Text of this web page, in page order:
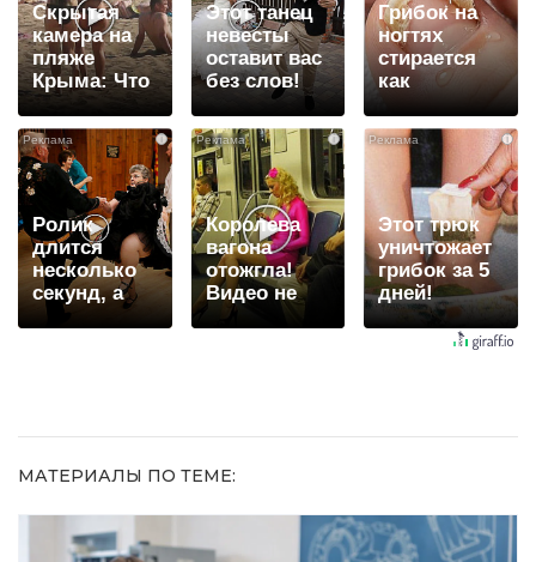
Скрытая
камера на
пляже
Крыма: Что
люди
вытворяют,
когда их не
видят...
Этот танец
невесты
оставит вас
без слов!
Пересмотрела
10 раз
Грибок на
ногтях
стирается
как
ластиком!
Простой
домашний
метод
i
Ролик
длится
несколько
секунд, а
смеяться
i
Королева
вагона
отожгла!
Видео не
оставит
i
Этот трюк
уничтожает
грибок за 5
дней!
МАТЕРИАЛЫ ПО ТЕМЕ: